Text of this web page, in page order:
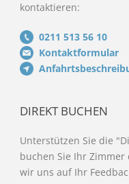
kontaktieren:
0211 513 56 10
Kontaktformular
DIREKT BUCHEN
Unterstützen Sie die
buchen Sie Ihr
wir uns auf Ihr